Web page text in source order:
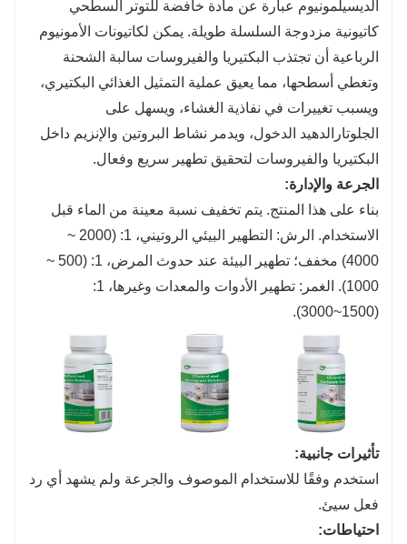
الديسيلمونيوم عبارة عن مادة خافضة للتوتر السطحي
كاتيونية مزدوجة السلسلة طويلة. يمكن لكاتيونات الأمونيوم
الرباعية أن تجتذب البكتيريا والفيروسات سالبة الشحنة
وتغطي أسطحها، مما يعيق عملية التمثيل الغذائي البكتيري،
ويسبب تغييرات في نفاذية الغشاء، ويسهل على
الجلوتارالدهيد الدخول، ويدمر نشاط البروتين والإنزيم داخل
البكتيريا والفيروسات لتحقيق تطهير سريع وفعال.
الجرعة والإدارة:
بناء على هذا المنتج. يتم تخفيف نسبة معينة من الماء قبل
الاستخدام. الرش: التطهير البيئي الروتيني، 1: (2000 ~
4000) مخفف؛ تطهير البيئة عند حدوث المرض، 1: (500 ~
1000). الغمر: تطهير الأدوات والمعدات وغيرها، 1:
(1500~3000).
تأثيرات جانبية:
استخدم وفقًا للاستخدام الموصوف والجرعة ولم يشهد أي رد
فعل سيئ.
احتياطات: